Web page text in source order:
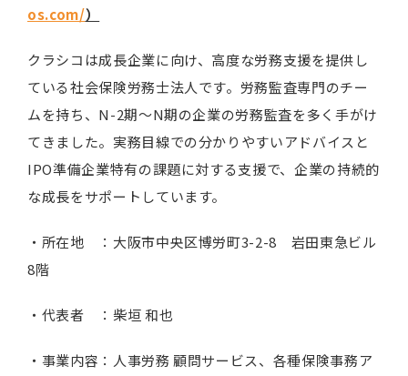
os.com/）
クラシコは成長企業に向け、高度な労務支援を提供し
ている社会保険労務士法人です。労務監査専門のチー
ムを持ち、N-2期〜N期の企業の労務監査を多く手がけ
てきました。実務目線での分かりやすいアドバイスと
IPO準備企業特有の課題に対する支援で、企業の持続的
な成長をサポートしています。
・所在地 ：大阪市中央区博労町3-2-8 岩田東急ビル
8階
・代表者 ：柴垣 和也
・事業内容：人事労務 顧問サービス、各種保険事務ア